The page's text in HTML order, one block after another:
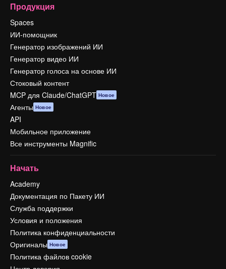
Продукция
Spaces
ИИ-помощник
Генератор изображений ИИ
Генератор видео ИИ
Генератор голоса на основе ИИ
Стоковый контент
MCP для Claude/ChatGPT Новое
Агенты Новое
API
Мобильное приложение
Все инструменты Magnific
Начать
Academy
Документация по Пакету ИИ
Служба поддержки
Условия и положения
Политика конфиденциальности
Оригиналы Новое
Политика файлов cookie